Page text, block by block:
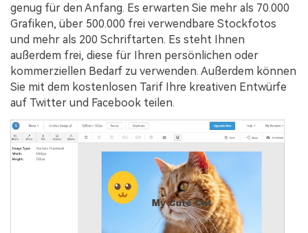
genug für den Anfang. Es erwarten Sie mehr als 70.000
Grafiken, über 500.000 frei verwendbare Stockfotos
und mehr als 200 Schriftarten. Es steht Ihnen
außerdem frei, diese für Ihren persönlichen oder
kommerziellen Bedarf zu verwenden. Außerdem können
Sie mit dem kostenlosen Tarif Ihre kreativen Entwürfe
auf Twitter und Facebook teilen.